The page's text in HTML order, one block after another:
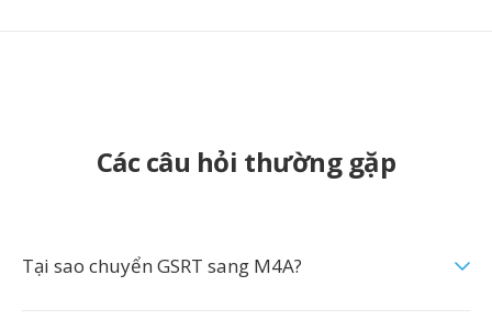
Các câu hỏi thường gặp
Tại sao chuyển GSRT sang M4A?